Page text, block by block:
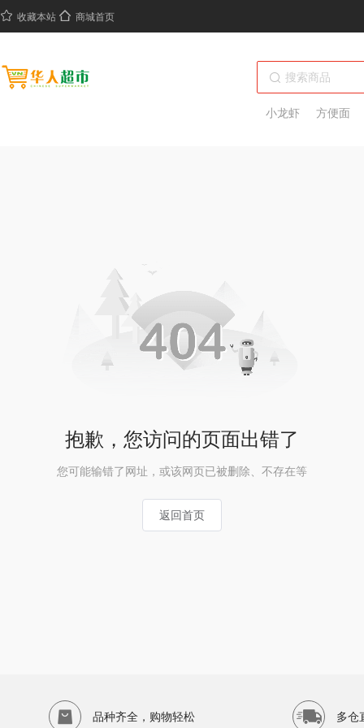
收藏本站 商城首页
小龙虾
方便面
抱歉，您访问的页面出错了
您可能输错了网址，或该网页已被删除、不存在等
返回首页
品种齐全，购物轻松 多仓